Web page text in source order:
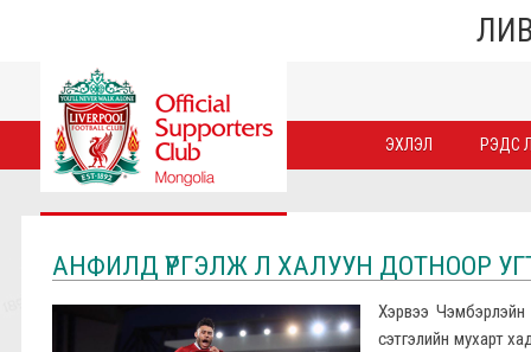
ЭХЛЭЛ РЭДС
АНФИЛД ҮРГЭЛЖ Л ХАЛУУН ДОТНООР
Хэрвээ
сэтгэлийн мухарт